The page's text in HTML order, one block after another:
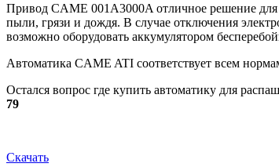
Привод CAME 001A3000A отличное решение
пыли, грязи и дождя. В случае отключения
возможно оборудовать аккумулятором
Автоматика CAME ATI соответствует всем
Остался вопрос где купить автоматику для
79
Скачать